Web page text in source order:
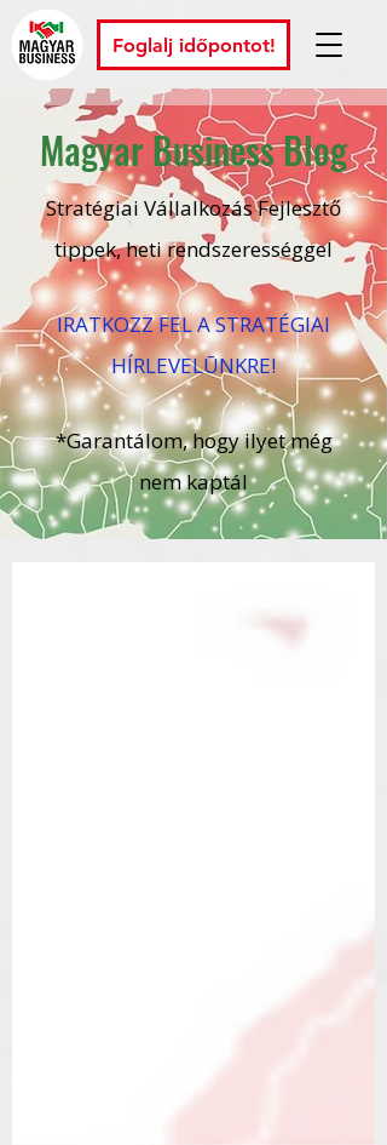
Foglalj időpontot!
Magyar Business Blog
Stratégiai Vállalkozás Fejlesztő
tippek, heti rendszerességgel
IRATKOZZ FEL A STRATÉGIAI
HÍRLEVELŪNKRE!
*Garantálom, hogy ilyet még
nem kaptál